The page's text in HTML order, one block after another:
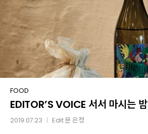
EDITOR’S
VOICE
서서
FOOD
EDITOR’S VOICE 서서 마시는 밤
2019.07.23 Edit문 은정